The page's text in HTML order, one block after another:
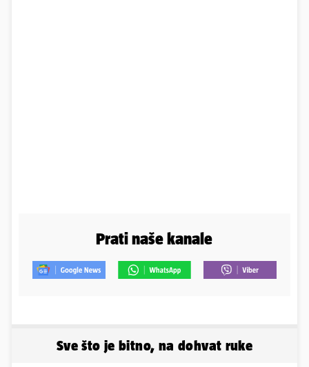
Prati naše kanale
Sve što je bitno, na dohvat ruke